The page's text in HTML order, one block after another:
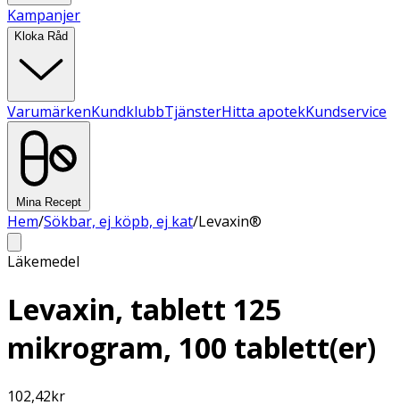
Kampanjer
Kloka Råd
VarumärkenKundklubbTjänsterHitta apotekKundservice
Mina Recept
Hem/Sökbar, ej köpb, ej kat/Levaxin®
Läkemedel
Levaxin, tablett 125
mikrogram, 100 tablett(er)
102,42kr